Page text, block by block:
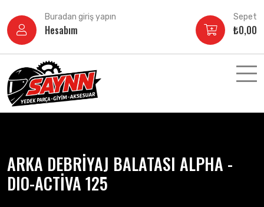
atla
Buradan giriş yapın
Hesabım
Sepet
₺0,00
ARKA DEBRİYAJ BALATASI ALPHA -
DIO-ACTİVA 125